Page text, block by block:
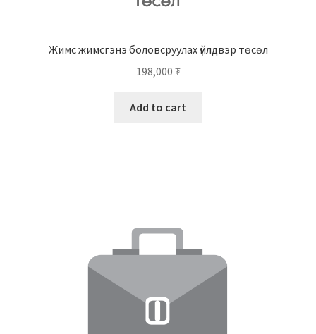
Жимс жимсгэнэ боловсруулах үйлдвэр төсөл
198,000 ₮
Add to cart